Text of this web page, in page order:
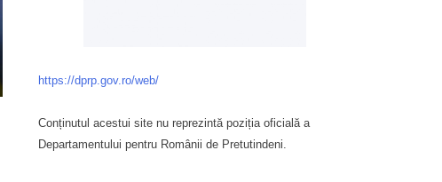
https://dprp.gov.ro/web/
Conținutul acestui site nu reprezintă poziția oficială a
Departamentului pentru Românii de Pretutindeni.